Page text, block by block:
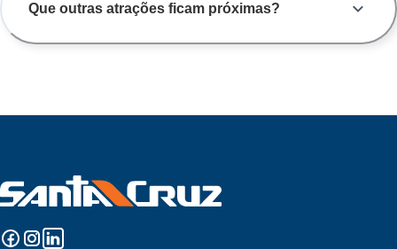
Que outras atrações ficam próximas?